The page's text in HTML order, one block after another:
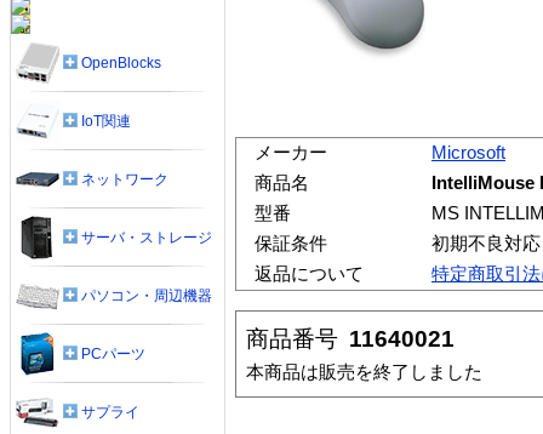
メーカー
Microsoft
商品名
IntelliMouse
型番
MS
保証条件
初期不良対
返品について
特定商取引
商品番号 11640021
本商品は販売を終了しました
OpenBlocks
IoT関連
ネットワーク
サーバ・ストレージ
パソコン・周辺機器
PCパーツ
サプライ